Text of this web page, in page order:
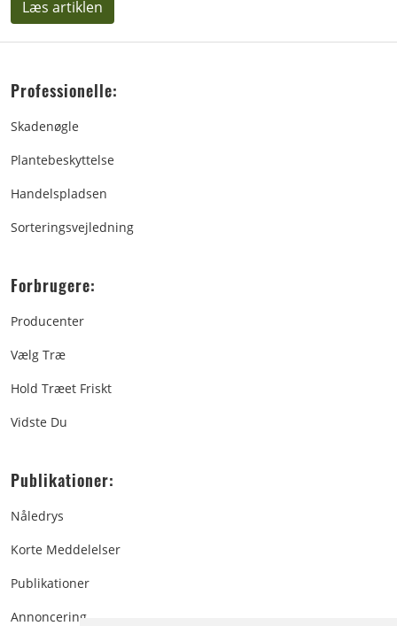
Læs artiklen
Professionelle:
Skadenøgle
Plantebeskyttelse
Handelspladsen
Sorteringsvejledning
Forbrugere:
Producenter
Vælg Træ
Hold Træet Friskt
Vidste Du
Publikationer:
Nåledrys
Korte Meddelelser
Publikationer
Annoncering